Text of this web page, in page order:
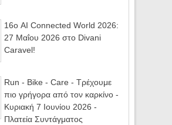
16ο AI Connected World 2026:
27 Μαΐου 2026 στο Divani
Caravel!
Run - Bike - Care - Τρέχουμε
πιο γρήγορα από τον καρκίνο -
Κυριακή 7 Ιουνίου 2026 -
Πλατεία Συντάγματος